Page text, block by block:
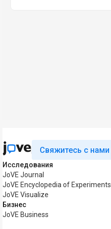
Свяжитесь с нами
Исследования
JoVE Journal
JoVE Encyclopedia of Experiments
JoVE Visualize
Бизнес
JoVE Business